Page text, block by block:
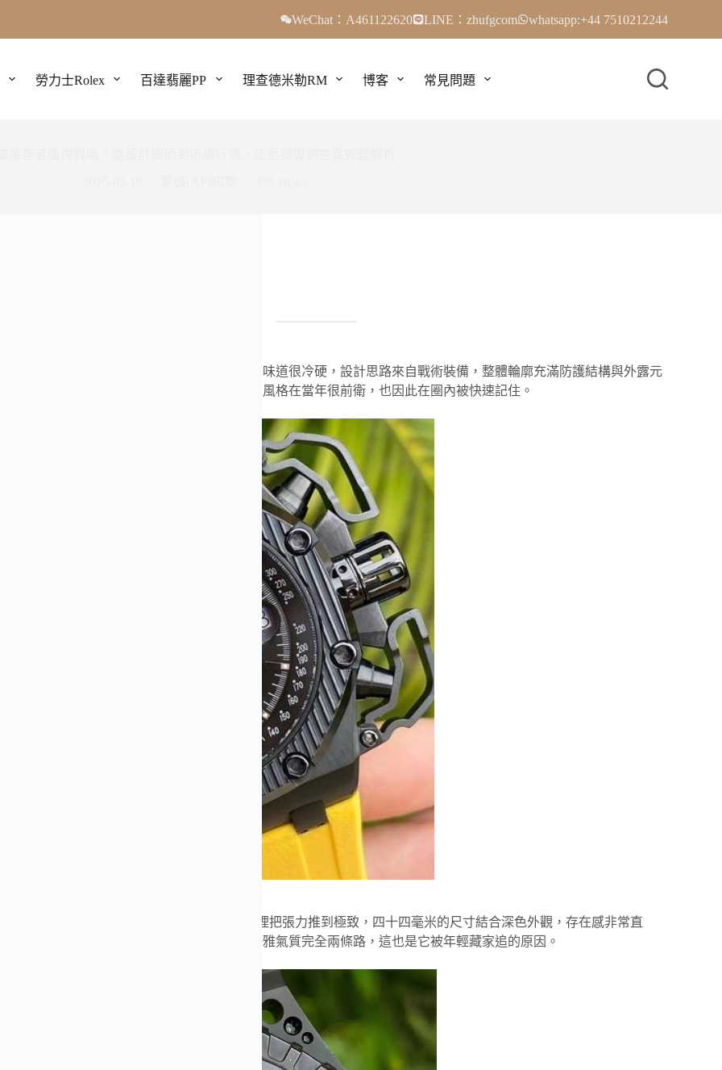
WeChat：A461122620 LINE：zhufgcom whatsapp:+44 7510212244
勞力士Rolex 百達翡麗PP 理查德米勒RM 博客 常見問題
一上手就知道不走大眾路線，名字叫倖存者，味道很冷硬，設計思路來自戰術裝備，整體輪廓充滿防護結構與外露元
穿了盔甲的工具，視覺壓迫感直接拉滿，這類風格在當年很前衛，也因此在圈內被快速記住。
本來就主打運動感與大尺寸，到了倖存者這裡把張力推到極致，四十四毫米的尺寸結合深色外觀，存在感非常直
疊加粗獷線條，跟傳統皇家橡樹那種優雅氣質完全兩條路，這也是它被年輕藏家追的原因。